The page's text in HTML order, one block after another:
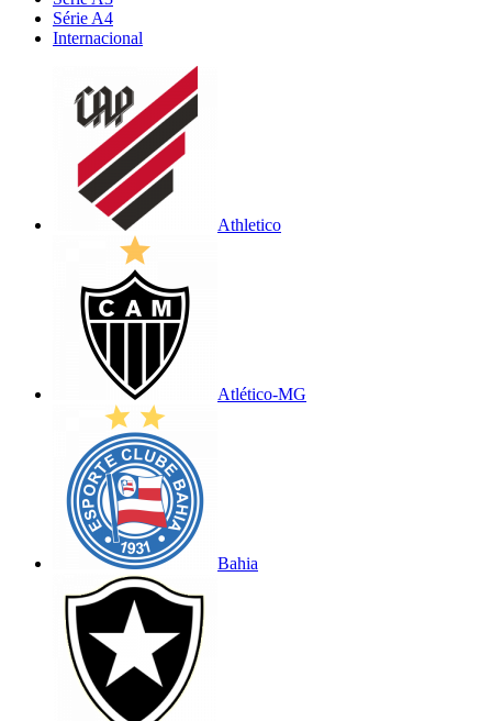
Série A4
Internacional
Athletico
Atlético-MG
Bahia